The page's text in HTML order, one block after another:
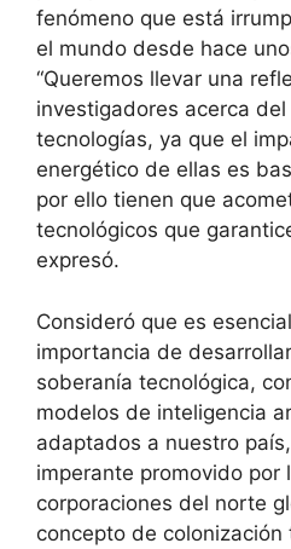
fenómeno que está
el mundo desde hace
“Queremos llevar una
investigadores acerca
tecnologías, ya que el
energético de ellas es
por ello tienen que
tecnológicos que
expresó.
Consideró que es
importancia de
soberanía tecnológica,
modelos de inteligencia
adaptados a nuestro
imperante promovido por
corporaciones del norte
concepto de colonización